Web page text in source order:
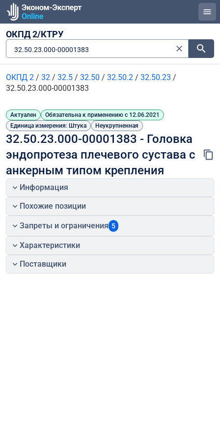
ОКПД 2/КТРУ
32.50.23.000-00001383
ОКПД 2 / 32 / 32.5 / 32.50 / 32.50.2 / 32.50.23 /
32.50.23.000-00001383
Актуален
Обязательна к применению с 12.06.2021
Единица измерения: Штука
Неукрупненная
32.50.23.000-00001383 - Головка
эндопротеза плечевого сустава с
анкерным типом крепления
Информация
Похожие позиции
Запреты и ограничения 5
Характеристики
Поставщики